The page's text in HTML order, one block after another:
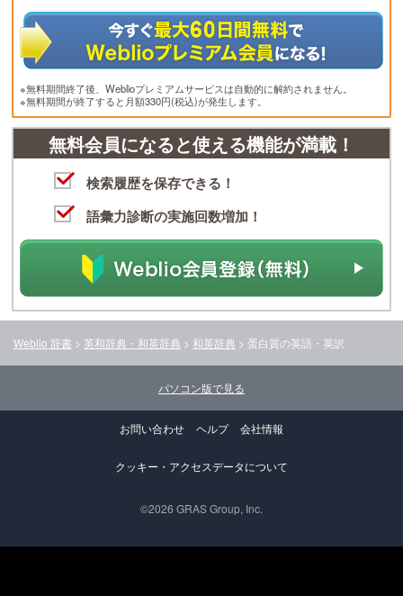
※無料期間終了後、Weblioプレミアムサービスは自動的に解約されません。
※無料期間が終了すると月額330円(税込)が発生します。
無料会員になると使える機能が満載！
検索履歴を保存できる！
語彙力診断の実施回数増加！
Weblio 辞書 > 英和辞典・和英辞典 > 和英辞典 > 蛋白質の英語・英訳
パソコン版で見る
お問い合わせ ヘルプ 会社情報
クッキー・アクセスデータについて
©2026 GRAS Group, Inc.